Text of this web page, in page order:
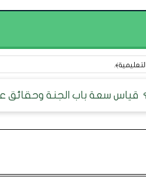
قياس سعة باب الجنة وحقائق